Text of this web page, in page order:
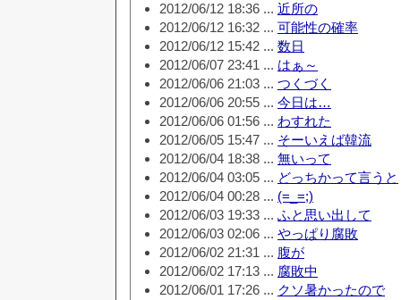
2012/06/12 18:36 ... 近所の
2012/06/12 16:32 ... 可能性の確率
2012/06/12 15:42 ... 数日
2012/06/07 23:41 ... はぁ～
2012/06/06 21:03 ... つくづく
2012/06/06 20:55 ... 今日は…
2012/06/06 01:56 ... わすれた
2012/06/05 15:47 ... そーいえば韓流
2012/06/04 18:38 ... 無いって
2012/06/04 03:05 ... どっちかって言うと
2012/06/04 00:28 ... (=_=;)
2012/06/03 19:33 ... ふと思い出して
2012/06/03 02:06 ... やっぱり腐敗
2012/06/02 21:31 ... 腹が
2012/06/02 17:13 ... 腐敗中
2012/06/01 17:26 ... クソ暑かったので